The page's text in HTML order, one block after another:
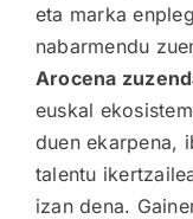
eta marka
nabarmendu
Arocena
euskal
duen ekarpena,
talentu
izan dena.